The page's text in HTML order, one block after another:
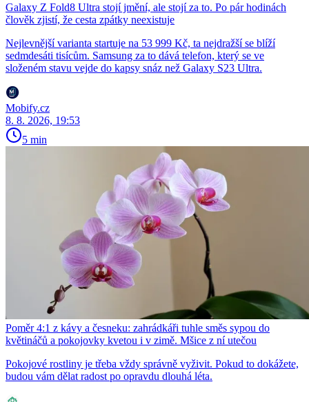
Galaxy Z Fold8 Ultra stojí jmění, ale stojí za to. Po pár hodinách
člověk zjistí, že cesta zpátky neexistuje
Nejlevnější varianta startuje na 53 999 Kč, ta nejdražší se blíží
sedmdesáti tisícům. Samsung za to dává telefon, který se ve
složeném stavu vejde do kapsy snáz než Galaxy S23 Ultra.
Mobify.cz
8. 8. 2026, 19:53
5 min
Poměr 4:1 z kávy a česneku: zahrádkáři tuhle směs sypou do
květináčů a pokojovky kvetou i v zimě. Mšice z ní utečou
Pokojové rostliny je třeba vždy správně vyživit. Pokud to dokážete,
budou vám dělat radost po opravdu dlouhá léta.